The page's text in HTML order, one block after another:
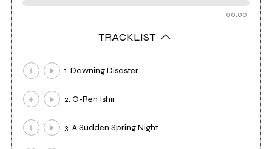
00:00
TRACKLIST
1. Dawning Disaster
2. O-Ren Ishii
3. A Sudden Spring Night